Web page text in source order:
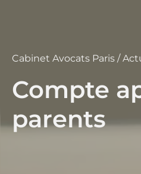
Cabinet Avocats Paris /
Compte
parents